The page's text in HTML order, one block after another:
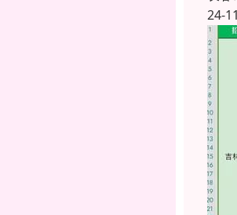
24-